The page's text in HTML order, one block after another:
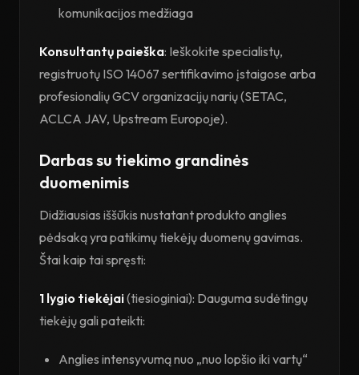
komunikacijos medžiaga
Konsultantų paieška: Ieškokite specialistų,
registruotų ISO 14067 sertifikavimo įstaigose arba
profesionalių GCV organizacijų narių (SETAC,
ACLCA JAV, Upstream Europoje).
Darbas su tiekimo grandinės
duomenimis
Didžiausias iššūkis nustatant produkto anglies
pėdsaką yra patikimų tiekėjų duomenų gavimas.
Štai kaip tai spręsti:
1 lygio tiekėjai(tiesioginiai): Dauguma sudėtingų
tiekėjų gali pateikti:
Anglies intensyvumą nuo „nuo lopšio iki vartų“